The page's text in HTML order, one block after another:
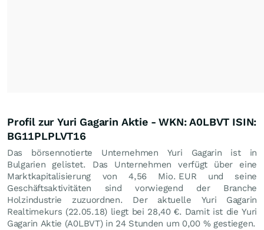
Profil zur Yuri Gagarin Aktie - WKN: A0LBVT ISIN:
BG11PLPLVT16
Das börsennotierte Unternehmen Yuri Gagarin ist in
Bulgarien gelistet. Das Unternehmen verfügt über eine
Marktkapitalisierung von 4,56 Mio. EUR und seine
Geschäftsaktivitäten sind vorwiegend der Branche
Holzindustrie zuzuordnen. Der aktuelle Yuri Gagarin
Realtimekurs (22.05.18) liegt bei 28,40 €. Damit ist die Yuri
Gagarin Aktie (A0LBVT) in 24 Stunden um 0,00 %gestiegen.